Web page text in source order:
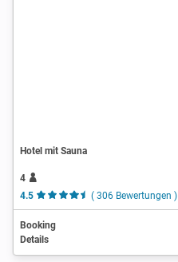
Hotel mit Sauna
4
4.5
( 306 Bewertungen )
Booking
Details